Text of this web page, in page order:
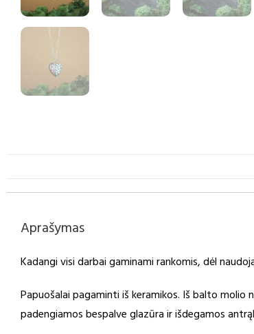
Aprašymas
Kadangi visi darbai gaminami rankomis, dėl
Papuošalai pagaminti iš keramikos. Iš balto
padengiamos bespalve glazūra ir išdegamos